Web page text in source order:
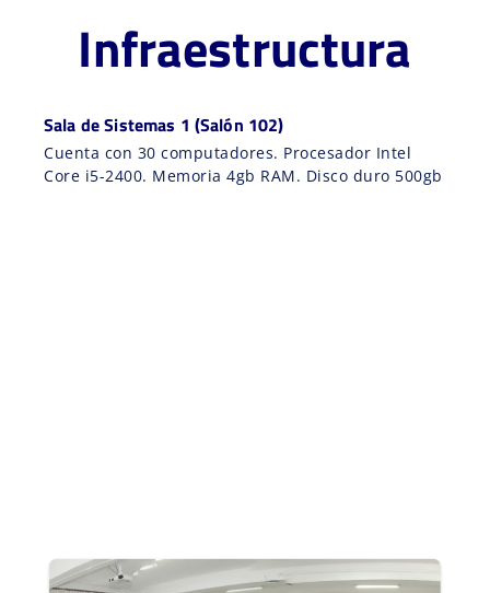
Infraestructura
Sala de Sistemas 1 (Salón 102)
Cuenta con 30 computadores. Procesador Intel
Core i5-2400. Memoria 4gb RAM. Disco duro 500gb